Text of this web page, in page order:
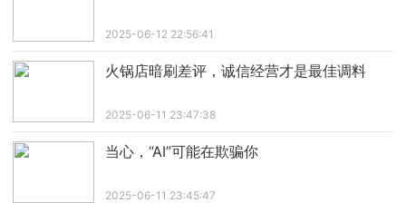
2025-06-12 22:56:41
火锅店暗刷差评，诚信经营才是最佳调料
2025-06-11 23:47:38
当心，“AI”可能在欺骗你
2025-06-11 23:45:47